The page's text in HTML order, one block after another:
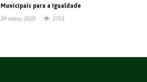
Municipais para a Igualdade
29 maio, 2020
2733